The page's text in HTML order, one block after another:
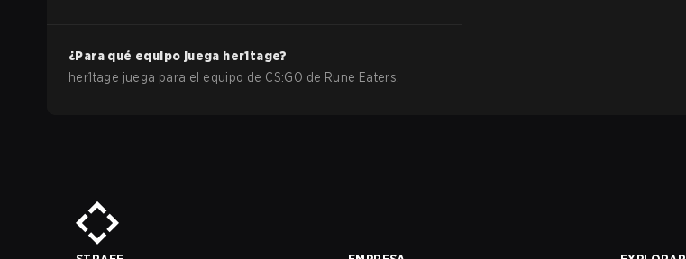
¿Para qué equipo juega her1tage?
her1tage juega para el equipo de CS:GO de Rune Eaters